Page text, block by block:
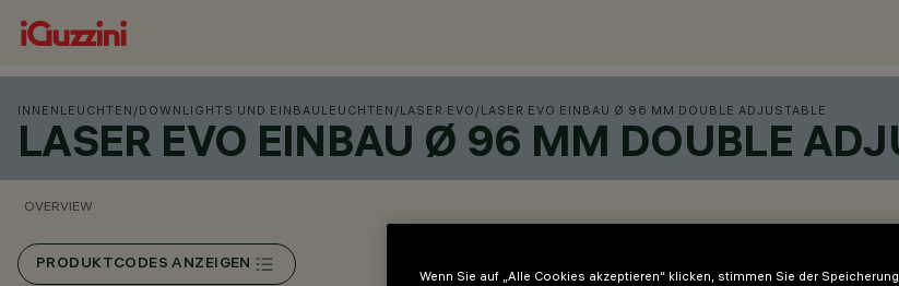
INNENLEUCHTEN /DOWNLIGHTS UND EINBAULEUCHTEN /LASER EVO /LASER EVO EINBAU Ø 96 MM DOUBLE ADJUSTABLE
LASER EVO EINBAU Ø 96 MM DOUBLE
OVERVIEW
PRODUKTCODES ANZEIGEN
Wenn Sie auf „Alle Cookies akzeptieren“ klicken, stimmen Sie der